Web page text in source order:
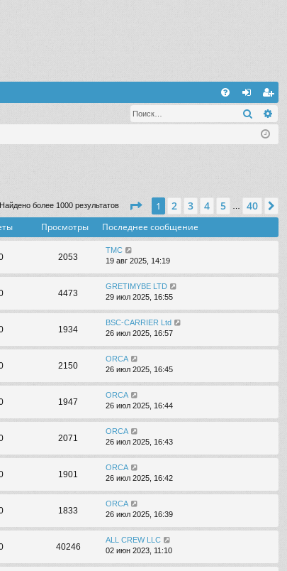
хо ег
ис
ия
Поиск
Найдено более 1000 результатов Страница из 40
1 2 3 4 5 … 40
Просмотры Последнее сообщение
2053
TMC
19 авг 2025, 14:19
4473
GRETIMYBE LTD
29 июл 2025, 16:55
1934
BSC-CARRIER Ltd
26 июл 2025, 16:57
2150
ORCA
26 июл 2025, 16:45
1947
ORCA
26 июл 2025, 16:44
2071
ORCA
26 июл 2025, 16:43
1901
ORCA
26 июл 2025, 16:42
1833
ORCA
26 июл 2025, 16:39
40246
ALL CREW LLC
02 июн 2023, 11:10